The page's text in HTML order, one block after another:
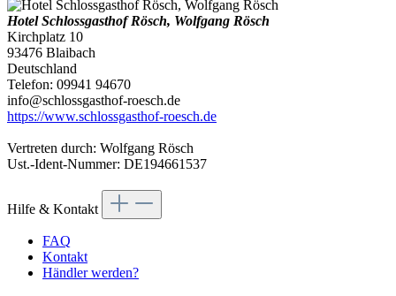
Hotel Schlossgasthof Rösch, Wolfgang Rösch
Kirchplatz 10
93476 Blaibach
Deutschland
Telefon: 09941 94670
info@schlossgasthof-roesch.de
https://www.schlossgasthof-roesch.de
Vertreten durch: Wolfgang Rösch
Ust.-Ident-Nummer: DE194661537
Hilfe & Kontakt
FAQ
Kontakt
Händler werden?